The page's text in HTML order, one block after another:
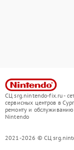
СЦ srg.nintendo-fix.ru -
сервисных центров в
ремонту и
Nintendo
2021-2026 © СЦ